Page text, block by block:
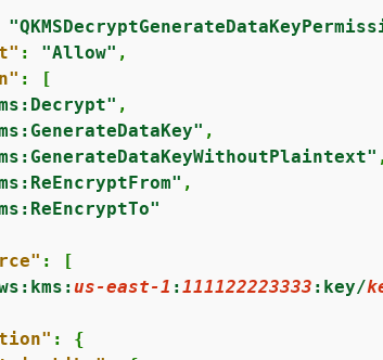
: "Allow" ,
: [
,
,
,
,
: [
us-east-1 :111122223333 :key/
: {